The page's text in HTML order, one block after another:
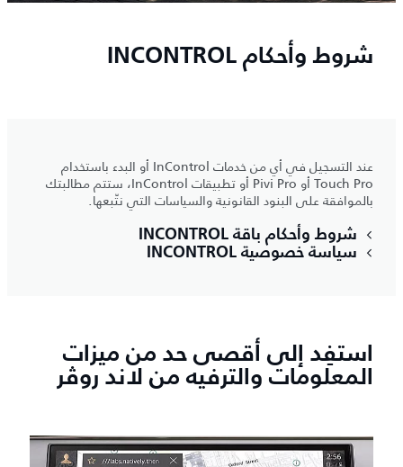
شروط وأحكام INCONTROL
عند التسجيل في أي من خدمات InControl أو البدء باستخدام
Touch Pro أو Pivi Pro أو تطبيقات InControl، ستتم مطالبتك
بالموافقة على البنود القانونية والسياسات التي نتّبعها.
شروط وأحكام باقة INCONTROL
سياسة خصوصية INCONTROL
استفِد إلى أقصى حد من ميزات
المعلومات والترفيه من لاند روڤر